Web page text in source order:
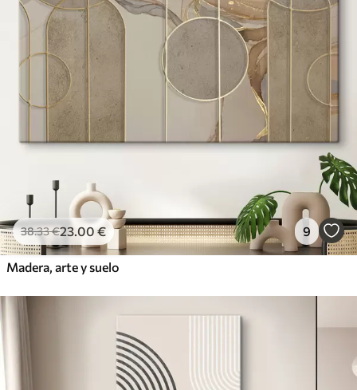
38.33€23.00 € 9
Madera, arte y suelo